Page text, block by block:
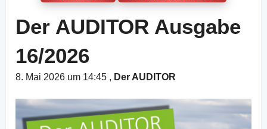
Der AUDITOR Ausgabe
16/2026
8. Mai 2026 um 14:45 , Der AUDITOR